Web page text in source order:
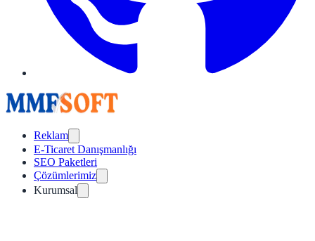
Reklam
E-Ticaret Danışmanlığı
SEO Paketleri
Çözümlerimiz
Kurumsal